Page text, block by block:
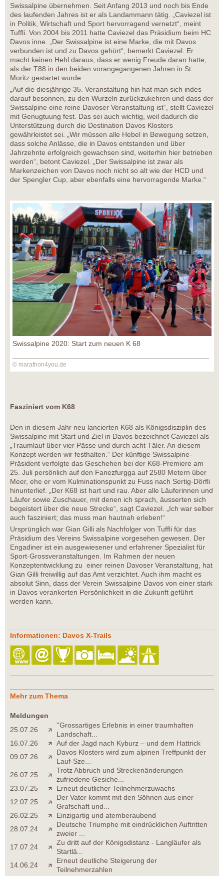
Swissalpine übernehmen. Seit Anfang 2013 und noch bis Ende
des laufenden Jahres ist er als Landammann tätig. „Caviezel ist
in Politik, Wirtschaft und Sport hervorragend vernetzt“, meint
Tuffli. Von 2004 bis 2011 hatte Caviezel das Präsidium beim HC
Davos inne. „Der Swissalpine ist eine Marke, die mit Davos
verbunden ist und zu Davos gehört“, bemerkt Caviezel. Er
macht keinen Hehl daraus, dass er wenig Freude daran hatte,
als der T88 in den beiden vorangegangenen Jahren in St.
Moritz gestartet wurde.
„Auf die diesjährige 35. Veranstaltung hin hat man sich indes
darauf besonnen, zu den Wurzeln zurückzukehren und dass der
Swissalpine eine reine Davoser Veranstaltung ist“, stellt Caviezel
mit Genugtuung fest. Das sei auch wichtig, weil dadurch die
Unterstützung durch die Destination Davos Klosters
gewährleistet sei. „Wir müssen alle Hebel in Bewegung setzen,
dass solche Anlässe, die in Davos entstanden und über
Jahrzehnte erfolgreich gewachsen sind, weiterhin hier betrieben
werden“, betont Caviezel. „Der Swissalpine ist zwar als
Markenzeichen von Davos noch nicht so alt wie der HCD und
der Spengler Cup, aber ebenfalls eine hervorragende Marke.“
Swissalpine 2020: Start zum neuen K 68
© marathon4you.de
Fasziniert vom K68
Den in diesem Jahr neu lancierten K68 als Königsdisziplin des
Swissalpine mit Start und Ziel in Davos bezeichnet Caviezel als
„Traumlauf über vier Pässe und durch acht Täler. An diesem
Konzept werden wir festhalten.“ Der künftige Swissalpine-
Präsident verfolgte das Geschehen bei der K68-Premiere am
25. Juli persönlich auf den Fanezfurgga auf 2580 Metern über
Meer, ehe er vom Kulminationspunkt zu Fuss nach Sertig-Dörfli
hinunterlief. „Der K68 ist hart und rau. Aber alle Läuferinnen und
Läufer sowie Zuschauer, mit denen ich sprach, äusserten sich
begeistert über die neue Strecke“, sagt Caviezel. „Ich war selber
auch fasziniert; das muss man hautnah erleben!“
Ursprünglich war Gian Gilli als Nachfolger von Tuffli für das
Präsidium des Vereins Swissalpine vorgesehen gewesen. Der
Engadiner ist ein ausgewiesener und erfahrener Spezialist für
Sport-Grossveranstaltungen. Im Rahmen der neuen
Konzeptentwicklung zu einer reinen Davoser Veranstaltung, hat
Gian Gilli freiwillig auf das Amt verzichtet. Auch ihm macht es
absolut Sinn, dass der Verein Swissalpine Davos von einer stark
in Davos verankerten Persönlichkeit in die Zukunft geführt
werden kann.
Informationen: Davos X-Trails
Mehr zum Thema
Meldungen
25.07.26
''Grossartiges Erlebnis in einer traumhaften
Landschaft...
16.07.26
Auf der Jagd nach Kyburz – und dem Hattrick
09.07.26
Davos Klosters wird zum alpinen Treffpunkt der
Lauf-Sze...
26.07.25
Trotz Abbruch und Streckenänderungen
zufriedene Gesiche...
23.07.25
Erneut deutlicher Teilnehmerzuwachs
12.07.25
Der Vater kommt mit den Söhnen aus einer
Grafschaft und...
26.02.25
Einzigartig und atemberaubend
28.07.24
Deutsche Triumphe mit eindrücklichen Auftritten
zweier ...
17.07.24
Zu dritt auf der Königsdistanz - Langläufer als
Startlä...
14.06.24
Erneut deutliche Steigerung der
Teilnehmerzahlen